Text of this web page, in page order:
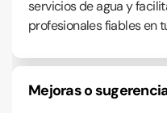
servicios de agua y
profesionales fiables en
Mejoras o